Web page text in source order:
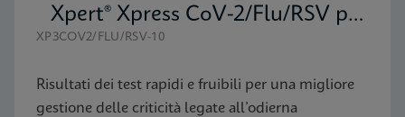
Xpert® Xpress CoV-2/Flu/RSV plus
XP3COV2/FLU/RSV-10
Risultati dei test rapidi e fruibili per una migliore
gestione delle criticità legate all’odierna